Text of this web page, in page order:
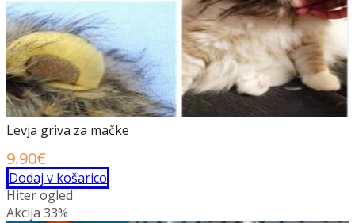
izdelka
Levja griva za mačke
9.90€
Dodaj v košarico
Hiter ogled
Akcija 33%